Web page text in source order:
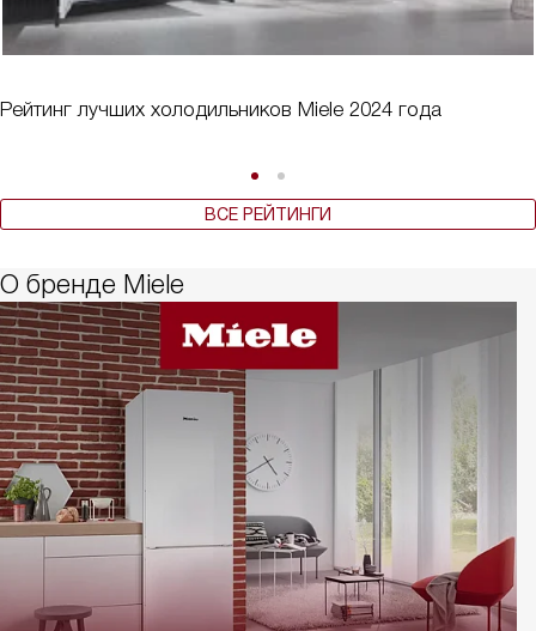
Рейтинг лучших холодильников Miele 2024 года
ВСЕ РЕЙТИНГИ
О бренде Miele